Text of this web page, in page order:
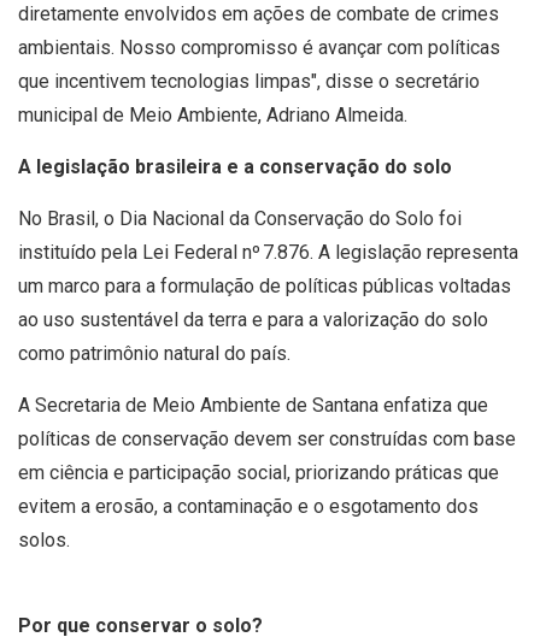
diretamente envolvidos em ações de combate de crimes
ambientais. Nosso compromisso é avançar com políticas
que incentivem tecnologias limpas", disse o secretário
municipal de Meio Ambiente, Adriano Almeida.
A legislação brasileira e a conservação do solo
No Brasil, o Dia Nacional da Conservação do Solo foi
instituído pela Lei Federal nº 7.876. A legislação representa
um marco para a formulação de políticas públicas voltadas
ao uso sustentável da terra e para a valorização do solo
como patrimônio natural do país.
A Secretaria de Meio Ambiente de Santana enfatiza que
políticas de conservação devem ser construídas com base
em ciência e participação social, priorizando práticas que
evitem a erosão, a contaminação e o esgotamento dos
solos.
Por que conservar o solo?